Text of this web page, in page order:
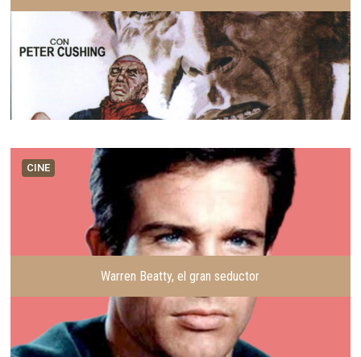
CINE
Warren Beatty, el gran seductor